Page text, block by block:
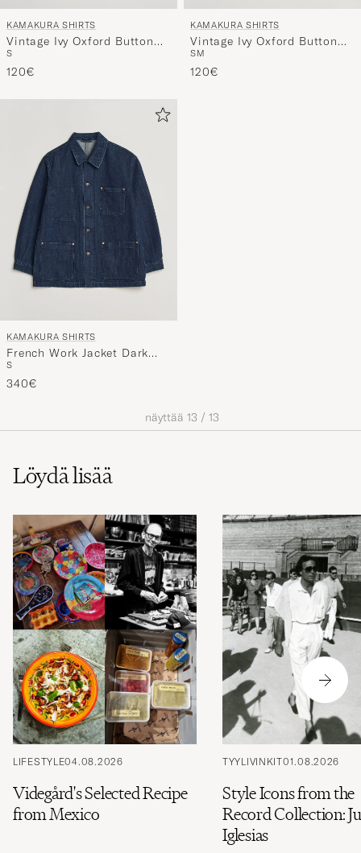
KAMAKURA SHIRTS
Vintage Ivy Oxford Button
Down Shirt Blue Stripe
S
120€
KAMAKURA SHIRTS
Vintage Ivy Oxford Button
Down Shirt Pink Stripe
SM
120€
KAMAKURA SHIRTS
French Work Jacket Dark
Denim
S
340€
näyttää 13 / 13
Löydä lisää
LIFESTYLE04.08.2026
Videgård's Selected Recipe
from Mexico
TYYLIVINKIT01.08.2026
Style Icons from the
Record Collection:
Iglesias